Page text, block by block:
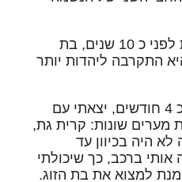
לורה עלתה לארץ מצרפת לפני כ 10 שנים, בת
התקרבה ליהדות יותר
כ 4 חודשים, יצאתי עם
שונות: קרית גת,
לא היה בכיוון עד
ברכב, כך שיכולתי
למצוא את בת הזוג.